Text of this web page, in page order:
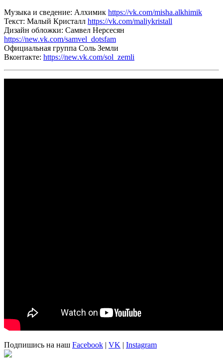
Музыка и сведение: Алхимик https://vk.com/misha.alkhimik
Текст: Малый Кристалл https://vk.com/maliykristall
Дизайн обложки: Самвел Нерсесян
https://new.vk.com/samvel_dotsfam
Официальная группа Соль Земли
Вконтакте: https://new.vk.com/sol_zemli
Подпишись на наш Facebook | VK | Instagram